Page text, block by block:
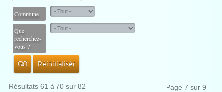
Commune
Que
recherchez-
vous ?
GO Réinitialiser
Résultats 61 à 70 sur 82 Page 7 sur 9